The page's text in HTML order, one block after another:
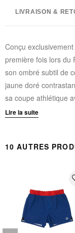
LIVRAISON &
Conçu
première fois lors du
son ombré subtil de
jaune doré
sa coupe athlétique
et embrodée avec
Graphiques
Taille
Entrejambe en
S'arrête au-
Lire la suite
10 AUTRES